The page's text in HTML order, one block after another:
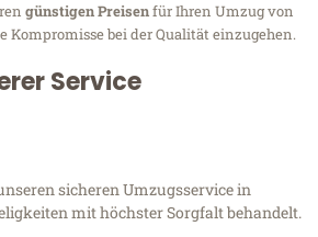
günstigen Preisenfür Ihren Umzug von
Kompromisse bei der Qualität einzugehen.
Service
sicheren Umzugsservice in
mit höchster Sorgfalt behandelt.